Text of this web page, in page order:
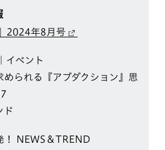
2024年8月号
イベント
められる『アブダクション』思
ド
！ NEWS＆TREND